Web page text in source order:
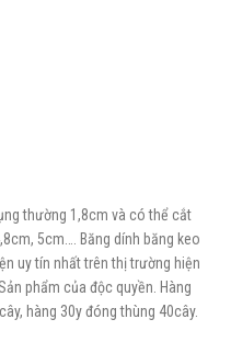
thường 1,8cm và có thể cắt
5cm…. Băng dính băng keo
uy tín nhất trên thị trường hiện
phẩm của độc quyền. Hàng
hàng 30y đóng thùng 40cây.